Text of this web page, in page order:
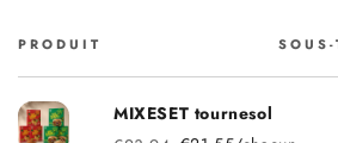
Panier
PRODUIT
MIXESET tournesol